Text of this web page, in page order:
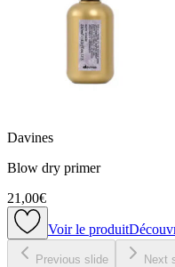
Davines
Blow dry primer
21,00€
Voir le produit
Previous slide Next